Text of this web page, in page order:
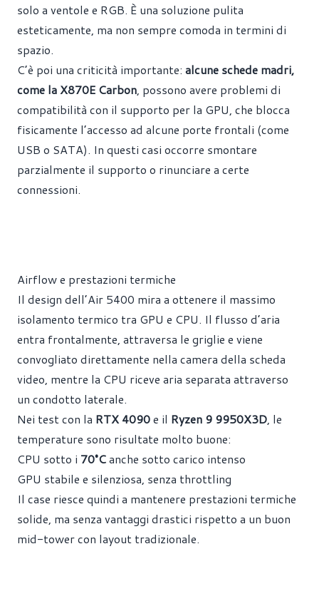
solo a ventole e RGB. È una soluzione pulita
esteticamente, ma non sempre comoda in termini di
spazio.
C’è poi una criticità importante: alcune schede madri,
come la X870E Carbon, possono avere problemi di
compatibilità con il supporto per la GPU, che blocca
fisicamente l’accesso ad alcune porte frontali (come
USB o SATA). In questi casi occorre smontare
parzialmente il supporto o rinunciare a certe
connessioni.
Airflow e prestazioni termiche
Il design dell’Air 5400 mira a ottenere il massimo
isolamento termico tra GPU e CPU. Il flusso d’aria
entra frontalmente, attraversa le griglie e viene
convogliato direttamente nella camera della scheda
video, mentre la CPU riceve aria separata attraverso
un condotto laterale.
Nei test con la RTX 4090e il Ryzen 9 9950X3D, le
temperature sono risultate molto buone:
CPU sotto i 70°Canche sotto carico intenso
GPU stabile e silenziosa, senza throttling
Il case riesce quindi a mantenere prestazioni termiche
solide, ma senza vantaggi drastici rispetto a un buon
mid-tower con layout tradizionale.